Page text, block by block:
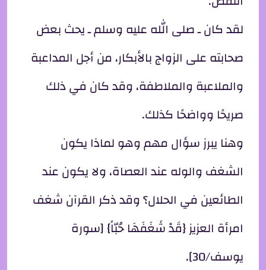
لقد كان ـ صلى الله عليه وسلم ـ يحث بعض
صحابته على الزواج بالأبكار، من أجل المداعبة
والملاعبة والملاطفة، وقد كان في ذلك
صريحًا وواضحًا كذلك.
وهنا يبرز سؤال مهم وهو لماذا يكون
الشغف والوله عند العصاة، ولا يكون عند
الطائعين في الحلال؟ وقد ذكر القرآن شغف
امرأة العزيز {قَدْ شَغَفَهَا حُبّاً} [سورة
يوسف/30].